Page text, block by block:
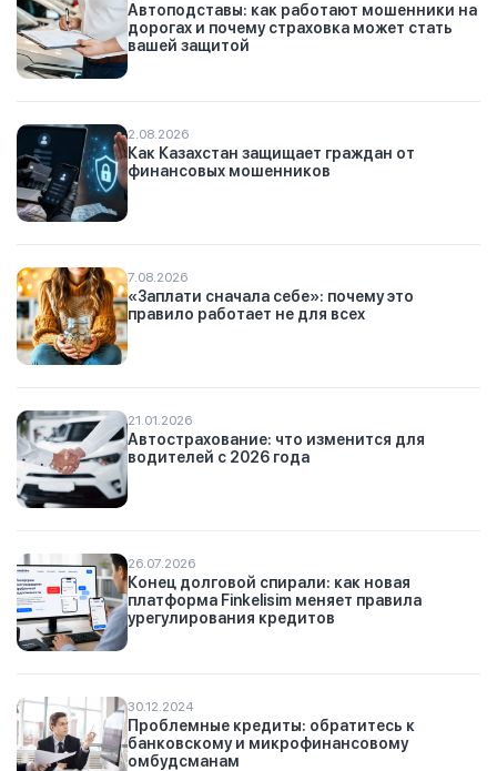
Автоподставы: как работают мошенники на
дорогах и почему страховка может стать
вашей защитой
2.08.2026
Как Казахстан защищает граждан от
финансовых мошенников
7.08.2026
«Заплати сначала себе»: почему это
правило работает не для всех
21.01.2026
Автострахование: что изменится для
водителей с 2026 года
26.07.2026
Конец долговой спирали: как новая
платформа Finkelisim меняет правила
урегулирования кредитов
30.12.2024
Проблемные кредиты: обратитесь к
банковскому и микрофинансовому
омбудсманам